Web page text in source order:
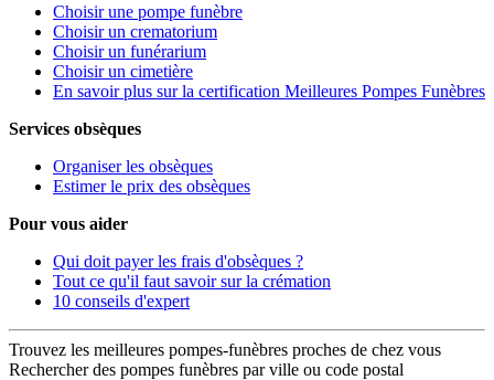
Choisir une pompe funèbre
Choisir un crematorium
Choisir un funérarium
Choisir un cimetière
En savoir plus sur la certification Meilleures Pompes Funèbres
Services obsèques
Organiser les obsèques
Estimer le prix des obsèques
Pour vous aider
Qui doit payer les frais d'obsèques ?
Tout ce qu'il faut savoir sur la crémation
10 conseils d'expert
Trouvez les meilleures pompes-funèbres proches de chez vous
Rechercher des pompes funèbres par ville ou code postal